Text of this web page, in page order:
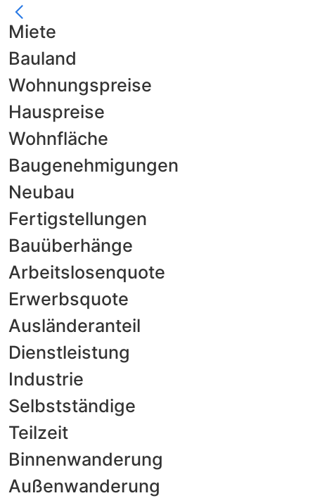
Miete
Bauland
Wohnungspreise
Hauspreise
Wohnfläche
Baugenehmigungen
Neubau
Fertigstellungen
Bauüberhänge
Arbeitslosenquote
Erwerbsquote
Ausländeranteil
Dienstleistung
Industrie
Selbstständige
Teilzeit
Binnenwanderung
Außenwanderung